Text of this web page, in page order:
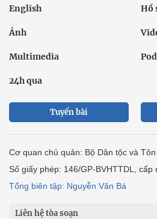
English Hồ
Ảnh
Multimedia
24h qua
Tuyến bài
Cơ quan chủ quản: Bộ Dân tộc và
Số giấy phép: 146/GP-BVHTTDL, cấp
Tổng biên tập: Nguyễn Văn Bá
Liên hệ tòa soạn